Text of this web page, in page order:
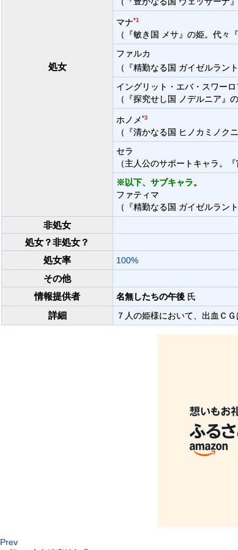
処女
マナ*1
（『敏き国 メサ』の姫。代々
ファルカ
（『精勤なる国 ガイゼルラ
イングリット・エバ・スワーロ
（『探究せし国 ノデルニア』
ホノメ *3
（『清かなる国 ヒノカミノク
セラ
（主人公のサポートキャラ。
※以下、サブキャラ。
ファティマ
（『精勤なる国 ガイゼルラン
非処女
処女？非処女？
処女率
100%
その他
情報提供者
名無したちの午後 氏
詳細 ７人の姫様において、出血Ｃ
Prev